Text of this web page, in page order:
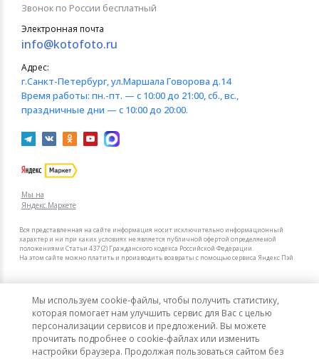
Мы используем cookie-файлы, чтобы получить статистику,
которая помогает нам улучшить сервис для Вас с целью
персонализации сервисов и предложений. Вы можете
прочитать подробнее о cookie-файлах или изменить
настройки браузера. Продолжая пользоваться сайтом без
Мы на
Яндекс.Маркете
Звонок по России бесплатный
Электронная почта
info@kotofoto.ru
Адрес:
г.Санкт-Петербург, ул.Маршала Говорова д.14
Время работы: пн.-пт. — с 10:00 до 21:00, сб., вс.,
праздничные дни — с 10:00 до 20:00.
Вся представленная на сайте информация носит исключительно информационный
характер и ни при каких условиях не является публичной офертой определяемой
положениями Статьи 437 (2) Гражданского кодекса Российской Федерации.
На этом сайте можно платить и производить возвраты с помощью сервиса Яндекс Пэй.
Мы в других городах
Санкт-Петербург
Москва
Интернет-гипермаркет актуальных товаров «КотоФото»
© 2008–2026. Все цены указаны в рублях РФ.